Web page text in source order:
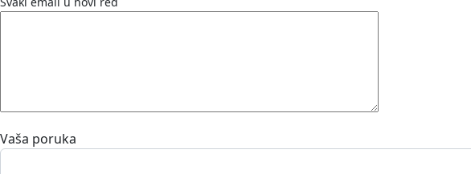
Vaša poruka